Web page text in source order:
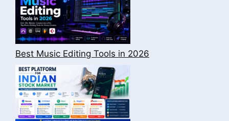
Best Music Editing Tools in 2026